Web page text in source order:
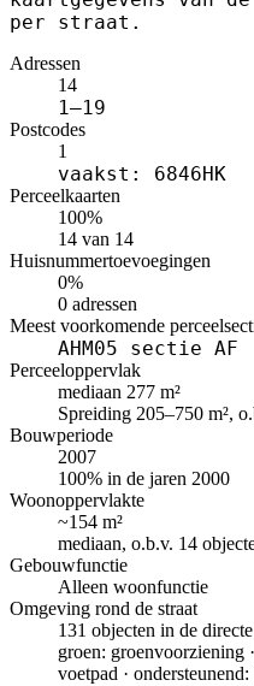
per straat.
Adressen
14
1–19
Postcodes
1
vaakst: 6846HK
Perceelkaarten
100%
14 van 14
Huisnummertoevoegingen
0%
0 adressen
Meest voorkomende
AHM05 sectie AF
Perceeloppervlak
mediaan 277 m²
Spreiding 205–750 m²,
Bouwperiode
2007
100% in de jaren 2000
Woonoppervlakte
~154 m²
mediaan, o.b.v. 14
Gebouwfunctie
Alleen woonfunctie
Omgeving rond de straat
131 objecten in de
groen: groenvoorziening
voetpad ·